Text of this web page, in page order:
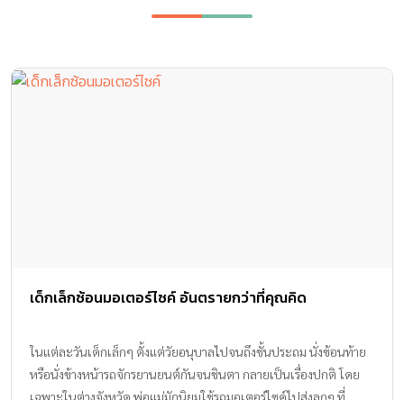
เด็กเล็กซ้อนมอเตอร์ไซค์ อันตรายกว่าที่คุณคิด
ในแต่ละวันเด็กเล็กๆ ตั้งแต่วัยอนุบาลไปจนถึงชั้นประถม นั่งซ้อนท้าย
หรือนั่งข้างหน้ารถจักรยานยนต์กันจนชินตา กลายเป็นเรื่องปกติ โดย
เฉพาะในต่างจังหวัด พ่อแม่มักนิยมใช้รถมอเตอร์ไซค์ไปส่งลูกๆ ที่